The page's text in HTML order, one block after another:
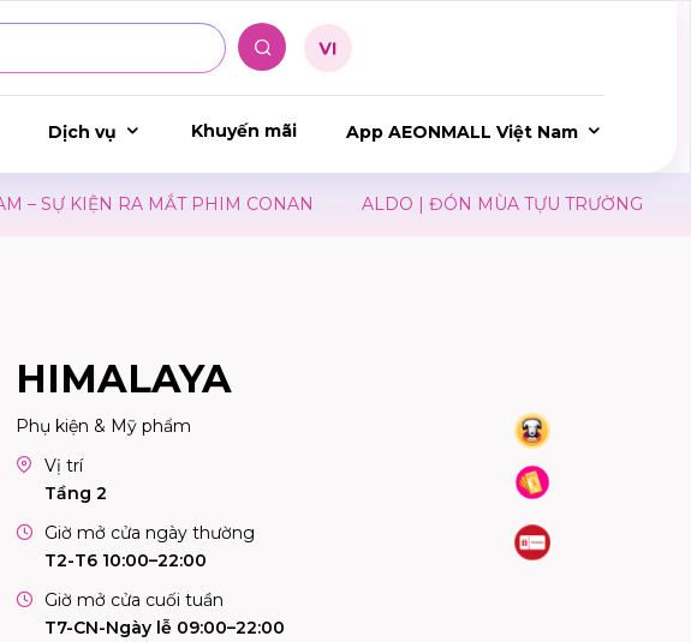
Dịch vụ Khuyến mãi App AEONMALL Việt Nam
KIỆN RA MẮT PHIM CONAN ALDO | ĐÓN MÙA TỰU TRƯỜNG JINS
HIMALAYA
Phụ kiện & Mỹ phẩm
Vị trí
Tầng 2
Giờ mở cửa ngày thường
T2-T6 10:00–22:00
Giờ mở cửa cuối tuần
T7-CN-Ngày lễ 09:00–22:00